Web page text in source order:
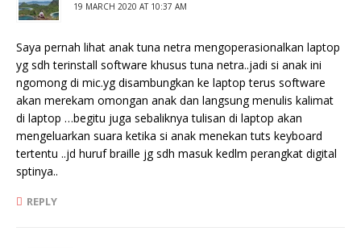
19 MARCH 2020 AT 10:37 AM
Saya pernah lihat anak tuna netra mengoperasionalkan laptop
yg sdh terinstall software khusus tuna netra..jadi si anak ini
ngomong di mic.yg disambungkan ke laptop terus software
akan merekam omongan anak dan langsung menulis kalimat
di laptop …begitu juga sebaliknya tulisan di laptop akan
mengeluarkan suara ketika si anak menekan tuts keyboard
tertentu ..jd huruf braille jg sdh masuk kedlm perangkat digital
sptinya..
REPLY